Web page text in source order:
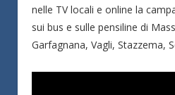
nelle TV locali e online la
sui bus e sulle pensiline di
Garfagnana, Vagli, Stazzema,